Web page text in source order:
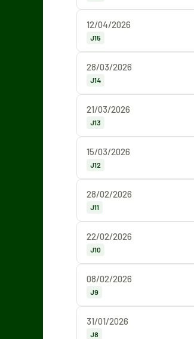
12/04/2026
J15
28/03/2026
J14
21/03/2026
J13
15/03/2026
J12
28/02/2026
J11
22/02/2026
J10
08/02/2026
J9
31/01/2026
J8